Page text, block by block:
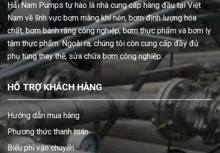
Hải Nam Pumps tự hào là nhà cung cấp hàng đầu tại Việt
Nam về lĩnh vực bơm màng khí nén, bơm định lượng hóa
chất, bơm bánh răng công nghiệp, bơm thực phẩm và bơm ly
tâm thực phẩm. Ngoài ra, chúng tôi còn cung cấp đầy đủ
phụ tùng thay thế, sửa chữa bơm công nghiệp.
HỖ TRỢ KHÁCH HÀNG
Hướng dẫn mua hàng
Phương thức thanh toán
Biểu phí vận chuyển